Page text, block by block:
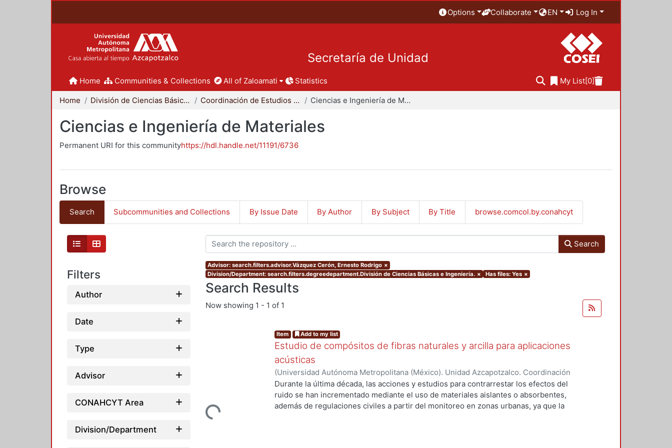
Options Collaborate EN Log In
Secretaría de Unidad
Home Communities & Collections All of Zaloamati Statistics My List[0]
Home División de Ciencias Básicas e Ingeniería Coordinación de Estudios de Posgrado - CBI Ciencias e Ingeniería de Materiales
Ciencias e Ingeniería de Materiales
Permanent URI for this communityhttps://hdl.handle.net/11191/6736
Browse
Search Subcommunities and Collections By Issue Date By Author By Subject By Title browse.comcol.by.conahcyt
Filters
Author
Date
Type
Advisor
CONAHCYT Area
Division/Department
Search
Advisor: search.filters.advisor.Vázquez Cerón, Ernesto Rodrigo ×
Division/Department: search.filters.degreedepartment.División de Ciencias Básicas e Ingeniería. × Has files: Yes ×
Search Results
Now showing 1 - 1 of 1
Loading...
Item Add to my list
Estudio de compósitos de fibras naturales y arcilla para aplicaciones
acústicas
(Universidad Autónoma Metropolitana (México). Unidad Azcapotzalco. Coordinación
de Servicios de Información.,2022-07 )Victoria Martínez, Uriel
Durante la última década, las acciones y estudios para contrarrestar los efectos del
ruido se han incrementado mediante el uso de materiales aislantes o absorbentes,
además de regulaciones civiles a partir del monitoreo en zonas urbanas, ya que la